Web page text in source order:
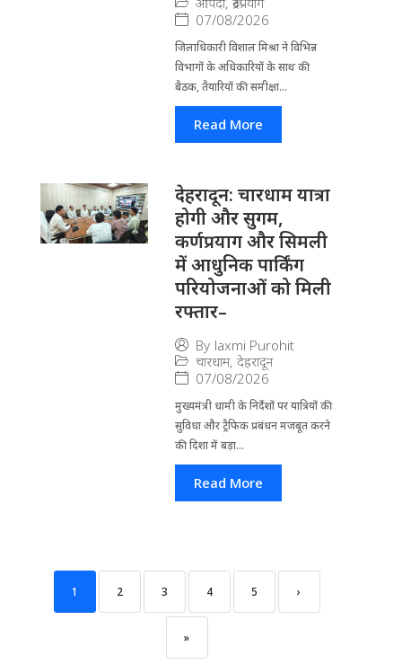
07/08/2026
जिला​धिकारी विशाल मिश्रा ने वि​भिन्न
विभागों के अ​धिकारियों के साथ की
बैठक, तैयारियों की समीक्षा...
Read More
देहरादून: चारधाम यात्रा
होगी और सुगम,
कर्णप्रयाग और सिमली
में आधुनिक पार्किंग
परियोजनाओं को मिली
रफ्तार–
By laxmi Purohit
चारधाम, देहरादून
07/08/2026
मुख्यमंत्री धामी के निर्देशों पर यात्रियों की
सुविधा और ट्रैफिक प्रबंधन मजबूत करने
की दिशा में बड़ा...
Read More
1 2 3 4 5 ›
»